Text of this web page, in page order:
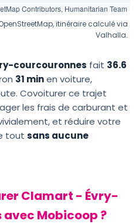
Contributors, Humanitarian Team
itinéraire calculé via
Valhalla.
courcouronnes fait 36.6
31 minen voiture,
Covoiturer ce trajet
les frais de carburant et
et réduire votre
tout sans aucune
Clamart - Évry-
Mobicoop ?